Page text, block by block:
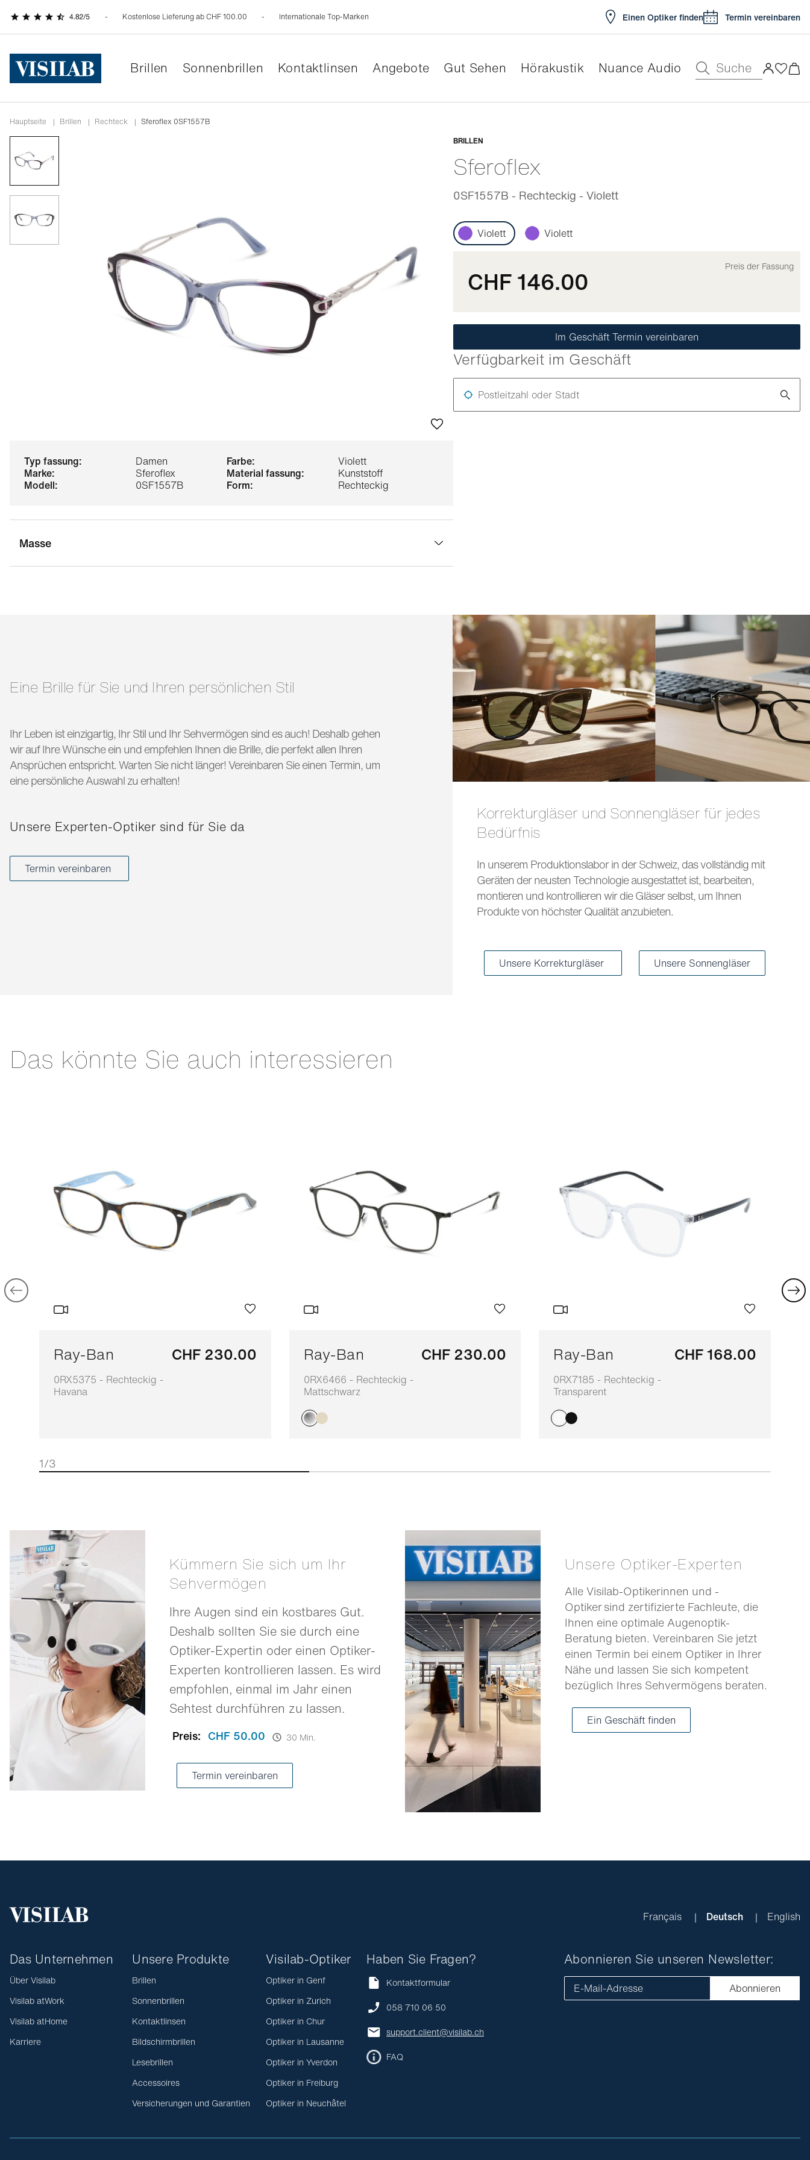
Kostenlose Lieferung ab CHF 100.00 Internationale Top-Marken Einen Optiker finden Termin vereinbaren
Brillen Sonnenbrillen Kontaktlinsen Angebote Gut Sehen Hörakustik Nuance Audio Suche
Hauptseite | Brillen | rechteck | Sferoflex 0SF1557B
typ fassung: Damen farbe:
Violett
marke:
Sferoflex material fassung:
Kunststoff
modell:
0SF1557B form: Rechteckig
Masse
BRILLEN
Sferoflex
0SF1557B - Rechteckig - Violett
Anpassbar
Violett Violett
CHF 146.00 Preis der Fassung
Im Geschäft Termin vereinbaren
Verfügbarkeit im Geschäft
Postleitzahl oder Stadt
Eine Brille für Sie und Ihren persönlichen Stil
Ihr Leben ist einzigartig, Ihr Stil und Ihr Sehvermögen sind es auch! Deshalb gehen
wir auf Ihre Wünsche ein und empfehlen Ihnen die Brille, die perfekt allen Ihren
Ansprüchen entspricht. Warten Sie nicht länger! Vereinbaren Sie einen Termin, um
eine persönliche Auswahl zu erhalten!
Unsere Experten-Optiker sind für Sie da
Termin vereinbaren
Korrekturgläser und Sonnengläser für jedes
Bedürfnis
In unserem Produktionslabor in der Schweiz, das vollständig mit
Geräten der neusten Technologie ausgestattet ist, bearbeiten,
montieren und kontrollieren wir die Gläser selbst, um Ihnen
Produkte von höchster Qualität anzubieten.
Unsere Korrekturgläser Unsere Sonnengläser
Das könnte Sie auch interessieren
Ray-Ban
0RX5375 - Rechteckig -
Havana
CHF 230.00 Ray-Ban
0RX6466 - Rechteckig -
Mattschwarz
CHF 230.00 Ray-Ban
0RX7185 - Rechteckig -
Transparent
CHF 168.00
1/3
Kümmern Sie sich um Ihr
Sehvermögen
Ihre Augen sind ein kostbares Gut.
Deshalb sollten Sie sie durch eine
Optiker-Expertin oder einen Optiker-
Experten kontrollieren lassen. Es wird
empfohlen, einmal im Jahr einen
Sehtest durchführen zu lassen.
Preis: CHF 50.00 30 Min.
Termin vereinbaren
Unsere Optiker-Experten
Alle Visilab-Optikerinnen und -
Optiker sind zertifizierte Fachleute, die
Ihnen eine optimale Augenoptik-
Beratung bieten. Vereinbaren Sie jetzt
einen Termin bei einem Optiker in Ihrer
Nähe und lassen Sie sich kompetent
bezüglich Ihres Sehvermögens beraten.
Ein Geschäft finden
Français Deutsch English
Das Unternehmen
Über Visilab
Visilab atWork
Visilab atHome
Karriere
Unsere Produkte
Brillen
Sonnenbrillen
Kontaktlinsen
Bildschirmbrillen
Lesebrillen
Accessoires
Versicherungen und Garantien
Visilab-Optiker
Optiker in Genf
Optiker in Zurich
Optiker in Chur
Optiker in Lausanne
Optiker in Yverdon
Optiker in Freiburg
Optiker in Neuchâtel
Haben Sie Fragen?
Kontaktformular
058 710 06 50
support.client@visilab.ch
FAQ
Abonnieren Sie unseren Newsletter:
E-Mail-Adresse Abonnieren